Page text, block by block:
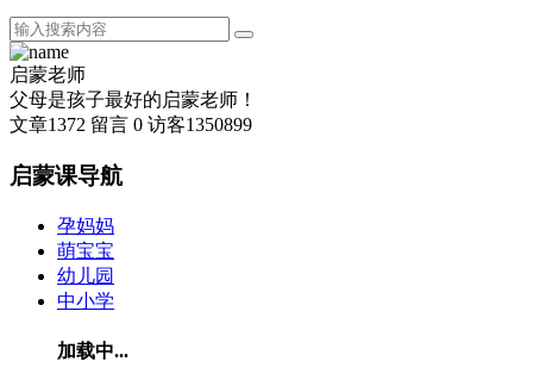
启蒙老师
父母是孩子最好的启蒙老师！
文章1372 留言 0 访客1350899
启蒙课导航
孕妈妈
萌宝宝
幼儿园
中小学
加载中...